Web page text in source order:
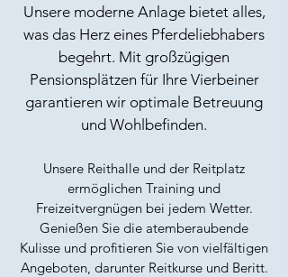
Unsere moderne Anlage bietet alles,
was das Herz eines Pferdeliebhabers
begehrt. Mit großzügigen
Pensionsplätzen für Ihre Vierbeiner
garantieren wir optimale Betreuung
und Wohlbefinden.
Unsere Reithalle und der Reitplatz
ermöglichen Training und
Freizeitvergnügen bei jedem Wetter.
Genießen Sie die atemberaubende
Kulisse und profitieren Sie von vielfältigen
Angeboten, darunter Reitkurse und Beritt.